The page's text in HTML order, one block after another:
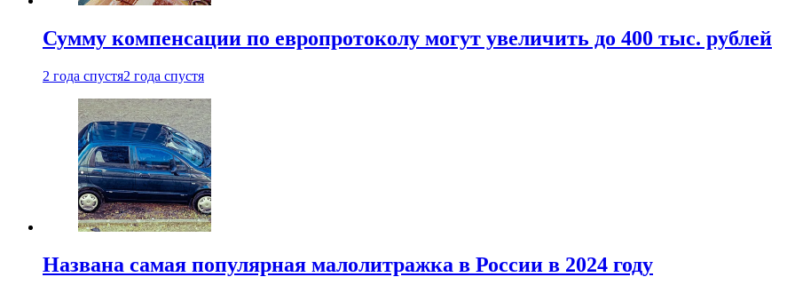
Сумму компенсации по европротоколу могут увеличить до 400 тыс. рублей
2 года спустя2 года спустя
Названа самая популярная малолитражка в России в 2024 году